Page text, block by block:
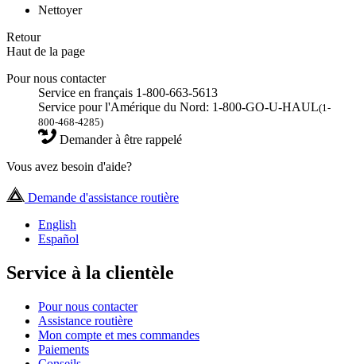
Nettoyer
Retour
Haut de la page
Pour nous contacter
Service en français 1-800-663-5613
Service pour l'Amérique du Nord: 1-800-GO-U-HAUL(1-
800-468-4285)
Demander à être rappelé
Vous avez besoin d'aide?
Demande d'assistance routière
English
Español
Service à la clientèle
Pour nous contacter
Assistance routière
Mon compte et mes commandes
Paiements